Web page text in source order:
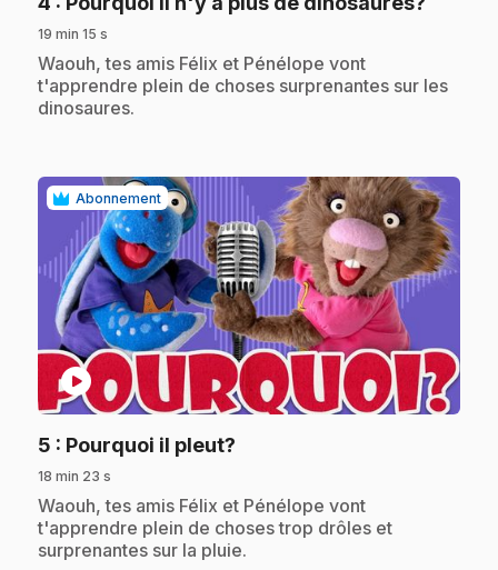
19 min 15 s
.Waouh, tes amis Félix et Pénélope vont
t'apprendre plein de choses surprenantes sur les
dinosaures.
Abonnement
play_circle
5 : Pourquoi il pleut?
18 min 23 s
.Waouh, tes amis Félix et Pénélope vont
t'apprendre plein de choses trop drôles et
surprenantes sur la pluie.